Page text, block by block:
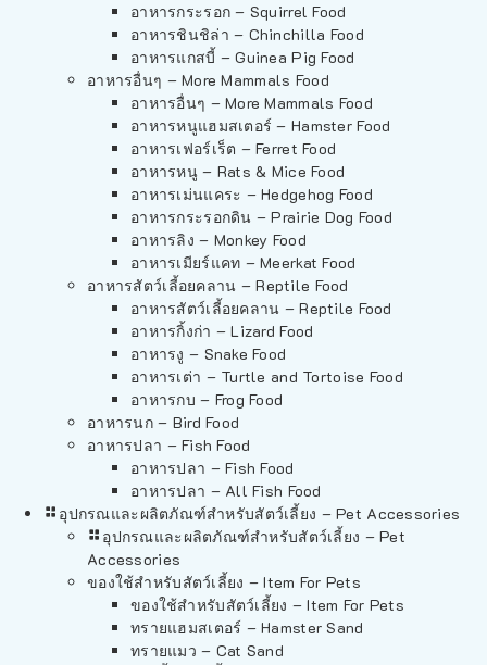
อาหารกระรอก – Squirrel Food
อาหารชินชิล่า – Chinchilla Food
อาหารแกสบี้ – Guinea Pig Food
อาหารอื่นๆ – More Mammals Food
อาหารอื่นๆ – More Mammals Food
อาหารหนูแฮมสเตอร์ – Hamster Food
อาหารเฟอร์เร็ต – Ferret Food
อาหารหนู – Rats & Mice Food
อาหารเม่นแคระ – Hedgehog Food
อาหารกระรอกดิน – Prairie Dog Food
อาหารลิง – Monkey Food
อาหารเมียร์แคท – Meerkat Food
อาหารสัตว์เลี้อยคลาน – Reptile Food
อาหารสัตว์เลี้อยคลาน – Reptile Food
อาหารกิ้งก่า – Lizard Food
อาหารงู – Snake Food
อาหารเต่า – Turtle and Tortoise Food
อาหารกบ – Frog Food
อาหารนก – Bird Food
อาหารปลา – Fish Food
อาหารปลา – Fish Food
อาหารปลา – All Fish Food
อุปกรณและผลิตภัณฑ์สำหรับสัตว์เลี้ยง – Pet Accessories
อุปกรณและผลิตภัณฑ์สำหรับสัตว์เลี้ยง – Pet
Accessories
ของใช้สำหรับสัตว์เลี้ยง – Item For Pets
ของใช้สำหรับสัตว์เลี้ยง – Item For Pets
ทรายแฮมสเตอร์ – Hamster Sand
ทรายแมว – Cat Sand